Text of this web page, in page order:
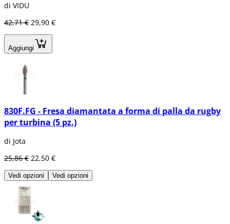
di VIDU
42,71 € 29,90 €
Aggiungi
830F.FG - Fresa diamantata a forma di palla da rugby
per turbina (5 pz.)
di Jota
25,86 € 22,50 €
Vedi opzioni Vedi opzioni